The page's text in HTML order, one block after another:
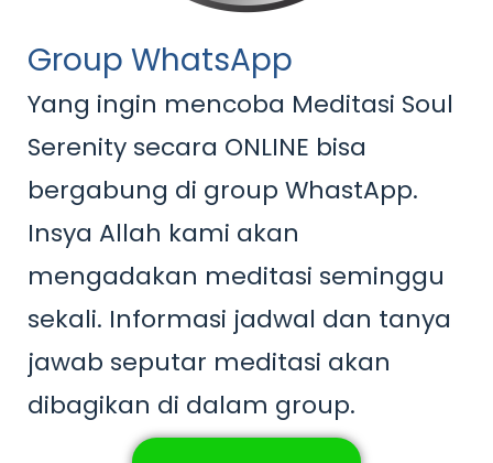
Group WhatsApp
Yang ingin mencoba Meditasi Soul
Serenity secara ONLINE bisa
bergabung di group WhastApp.
Insya Allah kami akan
mengadakan meditasi seminggu
sekali. Informasi jadwal dan tanya
jawab seputar meditasi akan
dibagikan di dalam group.